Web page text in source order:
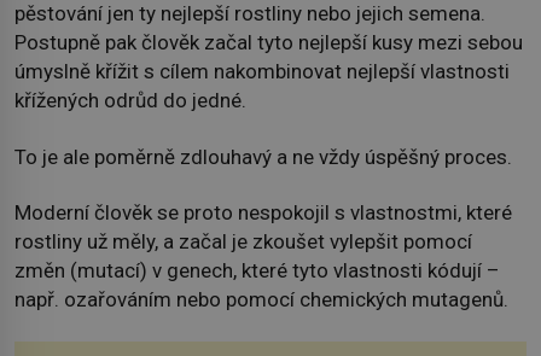
pěstování jen ty nejlepší rostliny nebo jejich semena.
Postupně pak člověk začal tyto nejlepší kusy mezi sebou
úmyslně křížit s cílem nakombinovat nejlepší vlastnosti
křížených odrůd do jedné.
To je ale poměrně zdlouhavý a ne vždy úspěšný proces.
Moderní člověk se proto nespokojil s vlastnostmi, které
rostliny už měly, a začal je zkoušet vylepšit pomocí
změn (mutací) v genech, které tyto vlastnosti kódují –
např. ozařováním nebo pomocí chemických mutagenů.